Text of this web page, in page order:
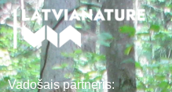
Vadošais partneris: